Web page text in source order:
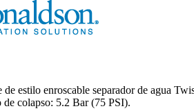
estilo enroscable separador de agua
de colapso: 5.2 Bar (75 PSI).